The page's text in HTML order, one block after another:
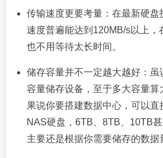
传输速度更要考量：在最新硬盘
速度普遍能达到120MB/s以上，
也不用等待太长时间。
储存容量并不一定越大越好：虽
容量储存设备，至于多大容量算
果说你要搭建数据中心，可以直
NAS硬盘，6TB、8TB、10TB
主要还是根据你需要储存的数据